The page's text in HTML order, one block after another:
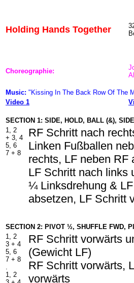
Holding Hands Together
Choreographie:
Music: "Kissing In The Back Row Of The
Video 1
SECTION 1: SIDE, HOLD, BALL (&),
1, 2
+ 3, 4
5, 6
7 + 8
RF Schritt nach
Linken Fußballen
rechts, LF neben RF
LF Schritt nach links
¼ Linksdrehung &
absetzen, LF Schritt
SECTION 2: PIVOT ½, SHUFFLE FWD,
1, 2
3 + 4
5, 6
7 + 8
.
1, 2
RF Schritt vorwärts
(Gewicht LF)
RF Schritt vorwärts,
vorwärts